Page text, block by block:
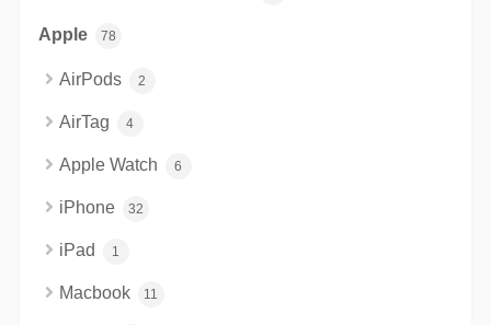
Apple 78
AirPods 2
AirTag 4
Apple Watch 6
iPhone 32
iPad 1
Macbook 11